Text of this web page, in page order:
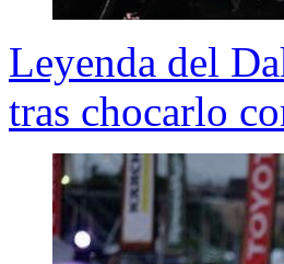
Leyenda del
tras chocarlo